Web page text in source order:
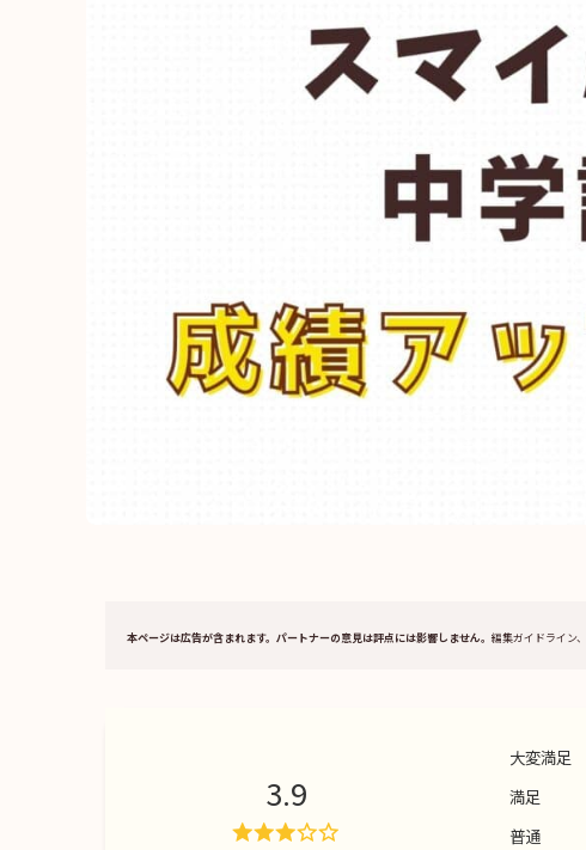
本ページは広告が含まれます。パートナーの意見は評点には影響しません。 編集ガイドライン、
3.9
大変満足
満足
普通